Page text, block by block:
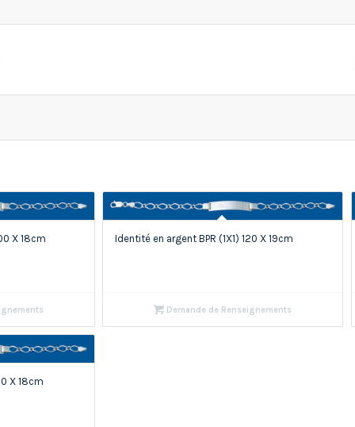
X 18cm Identité en argent BPR (1X1) 120 X 19cm
Demande de Renseignements
X 18cm